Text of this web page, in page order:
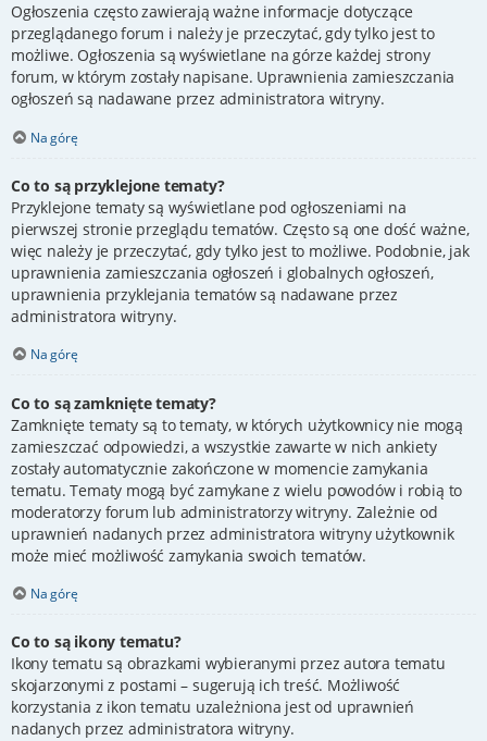
Ogłoszenia często zawierają ważne informacje dotyczące
przeglądanego forum i należy je przeczytać, gdy tylko jest to
możliwe. Ogłoszenia są wyświetlane na górze każdej strony
forum, w którym zostały napisane. Uprawnienia zamieszczania
ogłoszeń są nadawane przez administratora witryny.
Na górę
Co to są przyklejone tematy?
Przyklejone tematy są wyświetlane pod ogłoszeniami na
pierwszej stronie przeglądu tematów. Często są one dość ważne,
więc należy je przeczytać, gdy tylko jest to możliwe. Podobnie, jak
uprawnienia zamieszczania ogłoszeń i globalnych ogłoszeń,
uprawnienia przyklejania tematów są nadawane przez
administratora witryny.
Na górę
Co to są zamknięte tematy?
Zamknięte tematy są to tematy, w których użytkownicy nie mogą
zamieszczać odpowiedzi, a wszystkie zawarte w nich ankiety
zostały automatycznie zakończone w momencie zamykania
tematu. Tematy mogą być zamykane z wielu powodów i robią to
moderatorzy forum lub administratorzy witryny. Zależnie od
uprawnień nadanych przez administratora witryny użytkownik
może mieć możliwość zamykania swoich tematów.
Na górę
Co to są ikony tematu?
Ikony tematu są obrazkami wybieranymi przez autora tematu
skojarzonymi z postami – sugerują ich treść. Możliwość
korzystania z ikon tematu uzależniona jest od uprawnień
nadanych przez administratora witryny.